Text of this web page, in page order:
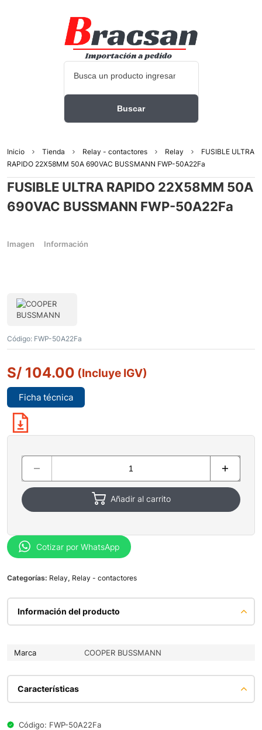
Inicio Tienda Relay - contactores Relay
FUSIBLE ULTRA
RAPIDO 22X58MM 50A 690VAC BUSSMANN FWP-50A22Fa
FUSIBLE ULTRA RAPIDO 22X58MM 50A
690VAC BUSSMANN FWP-50A22Fa
Imagen Información
Código: FWP-50A22Fa
S/ 104.00 (Incluye IGV)
Ficha técnica
Añadir al carrito
Cotizar por WhatsApp
Categorías: Relay, Relay - contactores
Información del producto
Marca COOPER BUSSMANN
Características
Código: FWP-50A22Fa